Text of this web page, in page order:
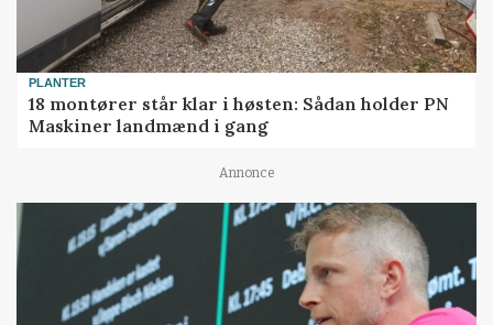
PLANTER
18 montører står klar i høsten: Sådan holder PN
Maskiner landmænd i gang
Annonce